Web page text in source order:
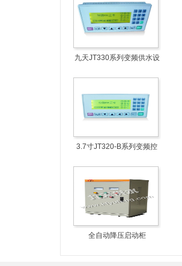
九天JT330系列变频供水设
3.7寸JT320-B系列变频控
全自动降压启动柜